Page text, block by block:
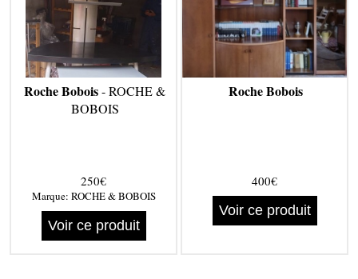
Roche Bobois- ROCHE &
BOBOIS
250€
Marque: ROCHE & BOBOIS
Voir ce produit
Roche Bobois
400€
Voir ce produit